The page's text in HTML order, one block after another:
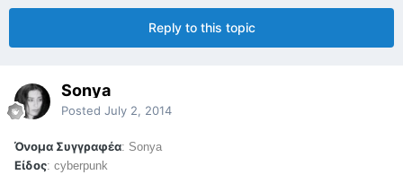
Reply to this topic
Sonya
Posted July 2, 2014
Όνομα Συγγραφέα: Sonya
Είδος: cyberpunk